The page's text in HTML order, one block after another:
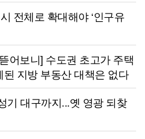
전체로 확대해야 ‘인구유
어보니] 수도권 초고가 주택
지방 부동산 대책은 없다
기 대구까지...옛 영광 되찾